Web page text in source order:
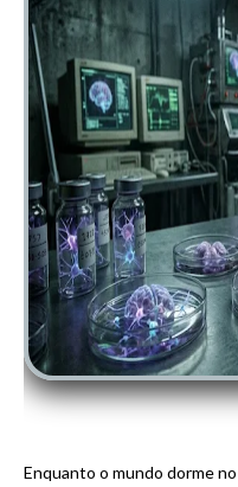
Enquanto o mundo dorme